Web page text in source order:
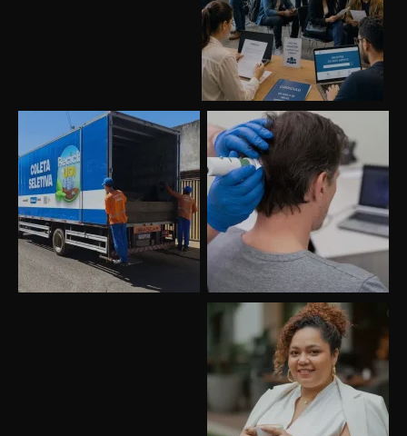
Uberlândia recebe o projeto “Experiência Rio”